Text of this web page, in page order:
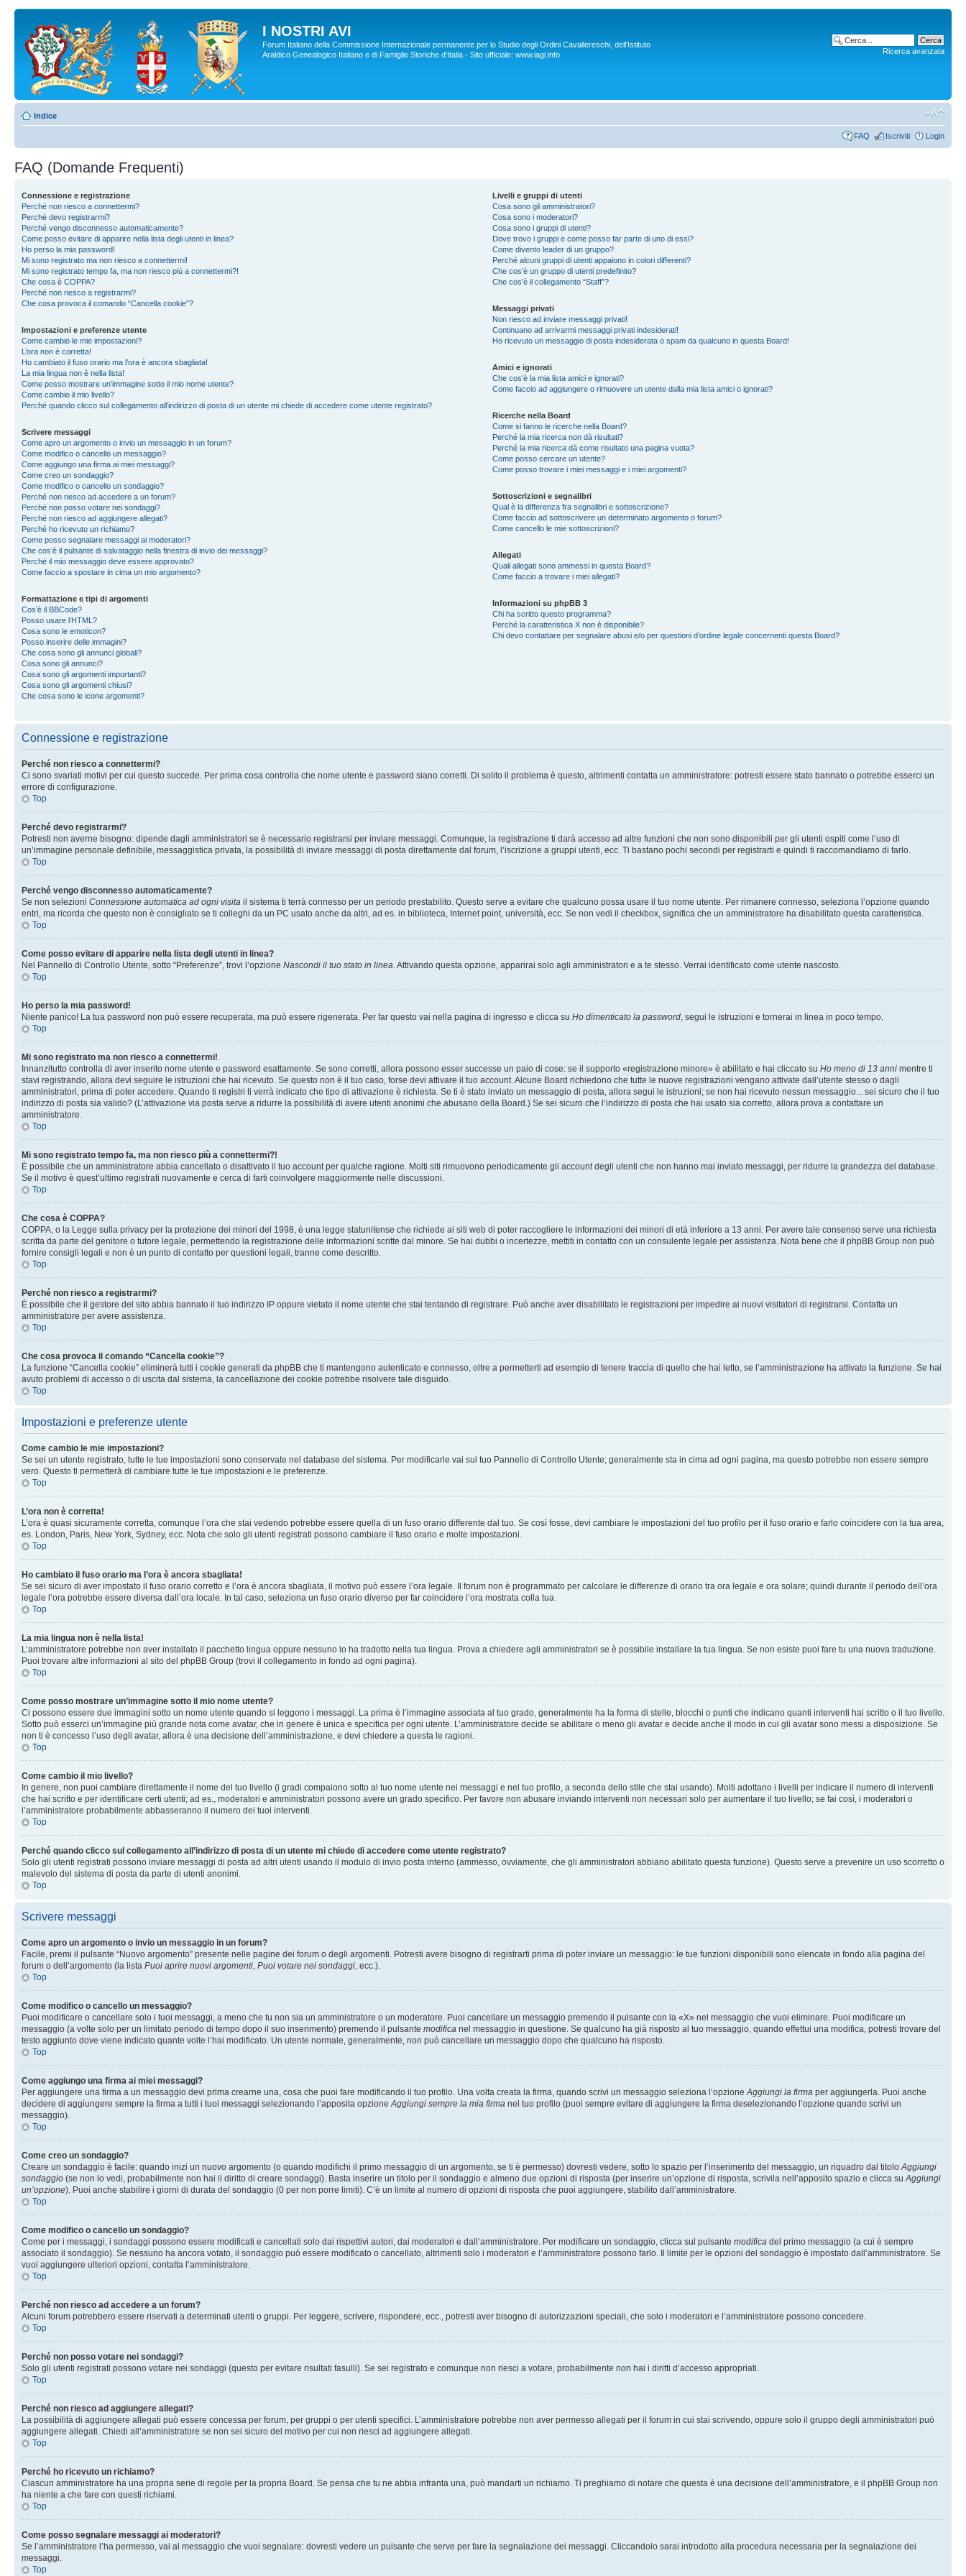
I NOSTRI AVI
Forum Italiano della Commissione Internazionale permanente per lo Studio degli Ordini Cavallereschi, dell’Istituto
Araldico Genealogico Italiano e di Famiglie Storiche d'Italia - Sito ufficiale: www.iagi.info
Ricerca avanzata
Indice
FAQ Iscriviti Login
FAQ (Domande Frequenti)
Connessione e registrazione
Perché non riesco a connettermi?
Perché devo registrarmi?
Perché vengo disconnesso automaticamente?
Come posso evitare di apparire nella lista degli utenti in linea?
Ho perso la mia password!
Mi sono registrato ma non riesco a connettermi!
Mi sono registrato tempo fa, ma non riesco più a connettermi?!
Che cosa è COPPA?
Perché non riesco a registrarmi?
Che cosa provoca il comando “Cancella cookie”?
Impostazioni e preferenze utente
Come cambio le mie impostazioni?
L’ora non è corretta!
Ho cambiato il fuso orario ma l’ora è ancora sbagliata!
La mia lingua non è nella lista!
Come posso mostrare un’immagine sotto il mio nome utente?
Come cambio il mio livello?
Perché quando clicco sul collegamento all’indirizzo di posta di un utente mi chiede di accedere come utente registrato?
Scrivere messaggi
Come apro un argomento o invio un messaggio in un forum?
Come modifico o cancello un messaggio?
Come aggiungo una firma ai miei messaggi?
Come creo un sondaggio?
Come modifico o cancello un sondaggio?
Perché non riesco ad accedere a un forum?
Perché non posso votare nei sondaggi?
Perché non riesco ad aggiungere allegati?
Perché ho ricevuto un richiamo?
Come posso segnalare messaggi ai moderatori?
Che cos’è il pulsante di salvataggio nella finestra di invio dei messaggi?
Perché il mio messaggio deve essere approvato?
Come faccio a spostare in cima un mio argomento?
Formattazione e tipi di argomenti
Cos’è il BBCode?
Posso usare l’HTML?
Cosa sono le emoticon?
Posso inserire delle immagini?
Che cosa sono gli annunci globali?
Cosa sono gli annunci?
Cosa sono gli argomenti importanti?
Cosa sono gli argomenti chiusi?
Che cosa sono le icone argomenti?
Livelli e gruppi di utenti
Cosa sono gli amministratori?
Cosa sono i moderatori?
Cosa sono i gruppi di utenti?
Dove trovo i gruppi e come posso far parte di uno di essi?
Come divento leader di un gruppo?
Perché alcuni gruppi di utenti appaiono in colori differenti?
Che cos’è un gruppo di utenti predefinito?
Che cos’è il collegamento “Staff”?
Messaggi privati
Non riesco ad inviare messaggi privati!
Continuano ad arrivarmi messaggi privati indesiderati!
Ho ricevuto un messaggio di posta indesiderata o spam da qualcuno in questa Board!
Amici e ignorati
Che cos’è la mia lista amici e ignorati?
Come faccio ad aggiungere o rimuovere un utente dalla mia lista amici o ignorati?
Ricerche nella Board
Come si fanno le ricerche nella Board?
Perché la mia ricerca non dà risultati?
Perché la mia ricerca dà come risultato una pagina vuota?
Come posso cercare un utente?
Come posso trovare i miei messaggi e i miei argomenti?
Sottoscrizioni e segnalibri
Qual è la differenza fra segnalibri e sottoscrizione?
Come faccio ad sottoscrivere un determinato argomento o forum?
Come cancello le mie sottoscrizioni?
Allegati
Quali allegati sono ammessi in questa Board?
Come faccio a trovare i miei allegati?
Informazioni su phpBB 3
Chi ha scritto questo programma?
Perché la caratteristica X non è disponibile?
Chi devo contattare per segnalare abusi e/o per questioni d’ordine legale concernenti questa Board?
Connessione e registrazione
Perché non riesco a connettermi?
Ci sono svariati motivi per cui questo succede. Per prima cosa controlla che nome utente e password siano corretti. Di solito il problema è questo, altrimenti contatta un amministratore: potresti essere stato bannato o potrebbe esserci un
errore di configurazione.
Top
Perché devo registrarmi?
Potresti non averne bisogno: dipende dagli amministratori se è necessario registrarsi per inviare messaggi. Comunque, la registrazione ti darà accesso ad altre funzioni che non sono disponibili per gli utenti ospiti come l’uso di
un’immagine personale definibile, messaggistica privata, la possibilità di inviare messaggi di posta direttamente dal forum, l’iscrizione a gruppi utenti, ecc. Ti bastano pochi secondi per registrarti e quindi ti raccomandiamo di farlo.
Top
Perché vengo disconnesso automaticamente?
Se non selezioni Connessione automatica ad ogni visita il sistema ti terrà connesso per un periodo prestabilito. Questo serve a evitare che qualcuno possa usare il tuo nome utente. Per rimanere connesso, seleziona l’opzione quando
entri, ma ricorda che questo non è consigliato se ti colleghi da un PC usato anche da altri, ad es. in biblioteca, Internet point, università, ecc. Se non vedi il checkbox, significa che un amministratore ha disabilitato questa caratteristica.
Top
Come posso evitare di apparire nella lista degli utenti in linea?
Nel Pannello di Controllo Utente, sotto “Preferenze”, trovi l’opzione Nascondi il tuo stato in linea. Attivando questa opzione, apparirai solo agli amministratori e a te stesso. Verrai identificato come utente nascosto.
Top
Ho perso la mia password!
Niente panico! La tua password non può essere recuperata, ma può essere rigenerata. Per far questo vai nella pagina di ingresso e clicca su Ho dimenticato la password, segui le istruzioni e tornerai in linea in poco tempo.
Top
Mi sono registrato ma non riesco a connettermi!
Innanzitutto controlla di aver inserito nome utente e password esattamente. Se sono corretti, allora possono esser successe un paio di cose: se il supporto «registrazione minore» è abilitato e hai cliccato su Ho meno di 13 anni mentre ti
stavi registrando, allora devi seguire le istruzioni che hai ricevuto. Se questo non è il tuo caso, forse devi attivare il tuo account. Alcune Board richiedono che tutte le nuove registrazioni vengano attivate dall’utente stesso o dagli
amministratori, prima di poter accedere. Quando ti registri ti verrà indicato che tipo di attivazione è richiesta. Se ti è stato inviato un messaggio di posta, allora segui le istruzioni; se non hai ricevuto nessun messaggio... sei sicuro che il tuo
indirizzo di posta sia valido? (L’attivazione via posta serve a ridurre la possibilità di avere utenti anonimi che abusano della Board.) Se sei sicuro che l’indirizzo di posta che hai usato sia corretto, allora prova a contattare un
amministratore.
Top
Mi sono registrato tempo fa, ma non riesco più a connettermi?!
È possibile che un amministratore abbia cancellato o disattivato il tuo account per qualche ragione. Molti siti rimuovono periodicamente gli account degli utenti che non hanno mai inviato messaggi, per ridurre la grandezza del database.
Se il motivo è quest’ultimo registrati nuovamente e cerca di farti coinvolgere maggiormente nelle discussioni.
Top
Che cosa è COPPA?
COPPA, o la Legge sulla privacy per la protezione dei minori del 1998, è una legge statunitense che richiede ai siti web di poter raccogliere le informazioni dei minori di età inferiore a 13 anni. Per avere tale consenso serve una richiesta
scritta da parte del genitore o tutore legale, permettendo la registrazione delle informazioni scritte dal minore. Se hai dubbi o incertezze, mettiti in contatto con un consulente legale per assistenza. Nota bene che il phpBB Group non può
fornire consigli legali e non è un punto di contatto per questioni legali, tranne come descritto.
Top
Perché non riesco a registrarmi?
È possibile che il gestore del sito abbia bannato il tuo indirizzo IP oppure vietato il nome utente che stai tentando di registrare. Può anche aver disabilitato le registrazioni per impedire ai nuovi visitatori di registrarsi. Contatta un
amministratore per avere assistenza.
Top
Che cosa provoca il comando “Cancella cookie”?
La funzione “Cancella cookie” eliminerà tutti i cookie generati da phpBB che ti mantengono autenticato e connesso, oltre a permetterti ad esempio di tenere traccia di quello che hai letto, se l’amministrazione ha attivato la funzione. Se hai
avuto problemi di accesso o di uscita dal sistema, la cancellazione dei cookie potrebbe risolvere tale disguido.
Top
Impostazioni e preferenze utente
Come cambio le mie impostazioni?
Se sei un utente registrato, tutte le tue impostazioni sono conservate nel database del sistema. Per modificarle vai sul tuo Pannello di Controllo Utente; generalmente sta in cima ad ogni pagina, ma questo potrebbe non essere sempre
vero. Questo ti permetterà di cambiare tutte le tue impostazioni e le preferenze.
Top
L’ora non è corretta!
L’ora è quasi sicuramente corretta, comunque l’ora che stai vedendo potrebbe essere quella di un fuso orario differente dal tuo. Se così fosse, devi cambiare le impostazioni del tuo profilo per il fuso orario e farlo coincidere con la tua area,
es. London, Paris, New York, Sydney, ecc. Nota che solo gli utenti registrati possono cambiare il fuso orario e molte impostazioni.
Top
Ho cambiato il fuso orario ma l’ora è ancora sbagliata!
Se sei sicuro di aver impostato il fuso orario corretto e l’ora è ancora sbagliata, il motivo può essere l’ora legale. Il forum non è programmato per calcolare le differenze di orario tra ora legale e ora solare; quindi durante il periodo dell’ora
legale l’ora potrebbe essere diversa dall’ora locale. In tal caso, seleziona un fuso orario diverso per far coincidere l’ora mostrata colla tua.
Top
La mia lingua non è nella lista!
L’amministratore potrebbe non aver installato il pacchetto lingua oppure nessuno lo ha tradotto nella tua lingua. Prova a chiedere agli amministratori se è possibile installare la tua lingua. Se non esiste puoi fare tu una nuova traduzione.
Puoi trovare altre informazioni al sito del phpBB Group (trovi il collegamento in fondo ad ogni pagina).
Top
Come posso mostrare un’immagine sotto il mio nome utente?
Ci possono essere due immagini sotto un nome utente quando si leggono i messaggi. La prima è l’immagine associata al tuo grado, generalmente ha la forma di stelle, blocchi o punti che indicano quanti interventi hai scritto o il tuo livello.
Sotto può esserci un’immagine più grande nota come avatar, che in genere è unica e specifica per ogni utente. L’amministratore decide se abilitare o meno gli avatar e decide anche il modo in cui gli avatar sono messi a disposizione. Se
non ti è concesso l’uso degli avatar, allora è una decisione dell’amministrazione, e devi chiedere a questa le ragioni.
Top
Come cambio il mio livello?
In genere, non puoi cambiare direttamente il nome del tuo livello (i gradi compaiono sotto al tuo nome utente nei messaggi e nel tuo profilo, a seconda dello stile che stai usando). Molti adottano i livelli per indicare il numero di interventi
che hai scritto e per identificare certi utenti; ad es., moderatori e amministratori possono avere un grado specifico. Per favore non abusare inviando interventi non necessari solo per aumentare il tuo livello; se fai così, i moderatori o
l’amministratore probabilmente abbasseranno il numero dei tuoi interventi.
Top
Perché quando clicco sul collegamento all’indirizzo di posta di un utente mi chiede di accedere come utente registrato?
Solo gli utenti registrati possono inviare messaggi di posta ad altri utenti usando il modulo di invio posta interno (ammesso, ovviamente, che gli amministratori abbiano abilitato questa funzione). Questo serve a prevenire un uso scorretto o
malevolo del sistema di posta da parte di utenti anonimi.
Top
Scrivere messaggi
Come apro un argomento o invio un messaggio in un forum?
Facile, premi il pulsante “Nuovo argomento” presente nelle pagine dei forum o degli argomenti. Potresti avere bisogno di registrarti prima di poter inviare un messaggio: le tue funzioni disponibili sono elencate in fondo alla pagina del
forum o dell’argomento (la lista Puoi aprire nuovi argomenti, Puoi votare nei sondaggi, ecc.).
Top
Come modifico o cancello un messaggio?
Puoi modificare o cancellare solo i tuoi messaggi, a meno che tu non sia un amministratore o un moderatore. Puoi cancellare un messaggio premendo il pulsante con la «X» nel messaggio che vuoi eliminare. Puoi modificare un
messaggio (a volte solo per un limitato periodo di tempo dopo il suo inserimento) premendo il pulsante modifica nel messaggio in questione. Se qualcuno ha già risposto al tuo messaggio, quando effettui una modifica, potresti trovare del
testo aggiunto dove viene indicato quante volte l’hai modificato. Un utente normale, generalmente, non può cancellare un messaggio dopo che qualcuno ha risposto.
Top
Come aggiungo una firma ai miei messaggi?
Per aggiungere una firma a un messaggio devi prima crearne una, cosa che puoi fare modificando il tuo profilo. Una volta creata la firma, quando scrivi un messaggio seleziona l’opzioneAggiungi la firma per aggiungerla. Puoi anche
decidere di aggiungere sempre la firma a tutti i tuoi messaggi selezionando l’apposita opzioneAggiungi sempre la mia firma nel tuo profilo (puoi sempre evitare di aggiungere la firma deselezionando l’opzione quando scrivi un
messaggio).
Top
Come creo un sondaggio?
Creare un sondaggio è facile: quando inizi un nuovo argomento (o quando modifichi il primo messaggio di un argomento, se ti è permesso) dovresti vedere, sotto lo spazio per l’inserimento del messaggio, un riquadro dal titoloAggiungi
sondaggio (se non lo vedi, probabilmente non hai il diritto di creare sondaggi). Basta inserire un titolo per il sondaggio e almeno due opzioni di risposta (per inserire un’opzione di risposta, scrivila nell’apposito spazio e clicca suAggiungi
un’opzione). Puoi anche stabilire i giorni di durata del sondaggio (0 per non porre limiti). C’è un limite al numero di opzioni di risposta che puoi aggiungere, stabilito dall’amministratore.
Top
Come modifico o cancello un sondaggio?
Come per i messaggi, i sondaggi possono essere modificati e cancellati solo dai rispettivi autori, dai moderatori e dall’amministratore. Per modificare un sondaggio, clicca sul pulsante modifica del primo messaggio (a cui è sempre
associato il sondaggio). Se nessuno ha ancora votato, il sondaggio può essere modificato o cancellato, altrimenti solo i moderatori e l’amministratore possono farlo. Il limite per le opzioni del sondaggio è impostato dall’amministratore. Se
vuoi aggiungere ulteriori opzioni, contatta l’amministratore.
Top
Perché non riesco ad accedere a un forum?
Alcuni forum potrebbero essere riservati a determinati utenti o gruppi. Per leggere, scrivere, rispondere, ecc., potresti aver bisogno di autorizzazioni speciali, che solo i moderatori e l’amministratore possono concedere.
Top
Perché non posso votare nei sondaggi?
Solo gli utenti registrati possono votare nei sondaggi (questo per evitare risultati fasulli). Se sei registrato e comunque non riesci a votare, probabilmente non hai i diritti d’accesso appropriati.
Top
Perché non riesco ad aggiungere allegati?
La possibilità di aggiungere allegati può essere concessa per forum, per gruppi o per utenti specifici. L’amministratore potrebbe non aver permesso allegati per il forum in cui stai scrivendo, oppure solo il gruppo degli amministratori può
aggiungere allegati. Chiedi all’amministratore se non sei sicuro del motivo per cui non riesci ad aggiungere allegati.
Top
Perché ho ricevuto un richiamo?
Ciascun amministratore ha una propria serie di regole per la propria Board. Se pensa che tu ne abbia infranta una, può mandarti un richiamo. Ti preghiamo di notare che questa è una decisione dell’amministratore, e il phpBB Group non
ha niente a che fare con questi richiami.
Top
Come posso segnalare messaggi ai moderatori?
Se l’amministratore l’ha permesso, vai al messaggio che vuoi segnalare: dovresti vedere un pulsante che serve per fare la segnalazione dei messaggi. Cliccandolo sarai introdotto alla procedura necessaria per la segnalazione dei
messaggi.
Top